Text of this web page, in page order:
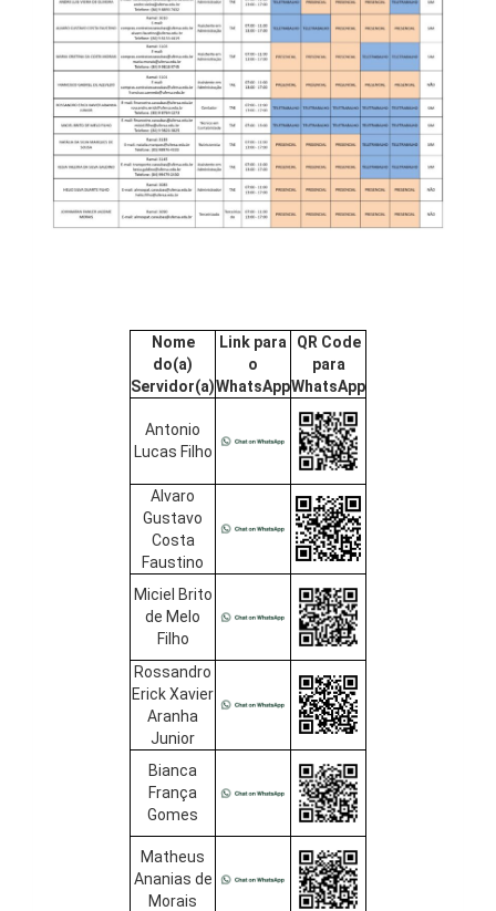
Nome
do(a)
Servidor(a)
Link para
o
WhatsApp
QR Code
para
WhatsApp
Antonio
Lucas Filho
Alvaro
Gustavo
Costa
Faustino
Miciel Brito
de Melo
Filho
Rossandro
Erick Xavier
Aranha
Junior
Bianca
França
Gomes
Matheus
Ananias de
Morais